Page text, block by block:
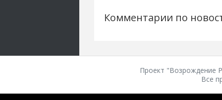
Комментарии по
Проект "Возрождение
Все